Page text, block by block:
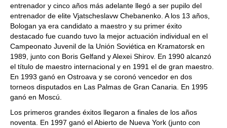
entrenador y cinco años más adelante llegó a ser pupilo del
entrenador de elite Vjatscheslavw Chebanenko. A los 13 años,
Bologan ya era candidato a maestro y su primer éxito
destacado fue cuando tuvo la mejor actuación individual en el
Campeonato Juvenil de la Unión Soviética en Kramatorsk en
1989, junto con Boris Gelfand y Alexei Shirov. En 1990 alcanzó
el título de maestro internacional y en 1991 el de gran maestro.
En 1993 ganó en Ostroava y se coronó vencedor en dos
torneos disputados en Las Palmas de Gran Canaria. En 1995
ganó en Moscú.
Los primeros grandes éxitos llegaron a finales de los años
noventa. En 1997 ganó el Abierto de Nueva York (junto con